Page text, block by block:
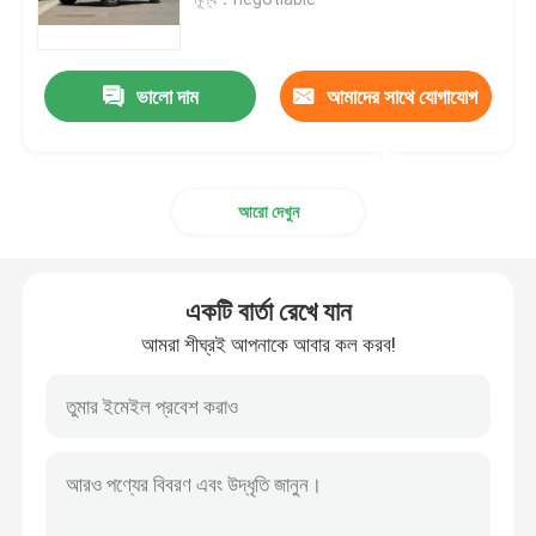
ভালো দাম আমাদের সাথে যোগাযোগ
আরো দেখুন
একটি বার্তা রেখে যান
আমরা শীঘ্রই আপনাকে আবার কল করব!